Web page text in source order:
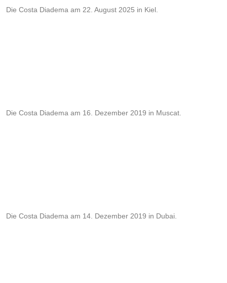
Die Costa Diadema am 22. August 2025 in Kiel.
Die Costa Diadema am 16. Dezember 2019 in Muscat.
Die Costa Diadema am 14. Dezember 2019 in Dubai.